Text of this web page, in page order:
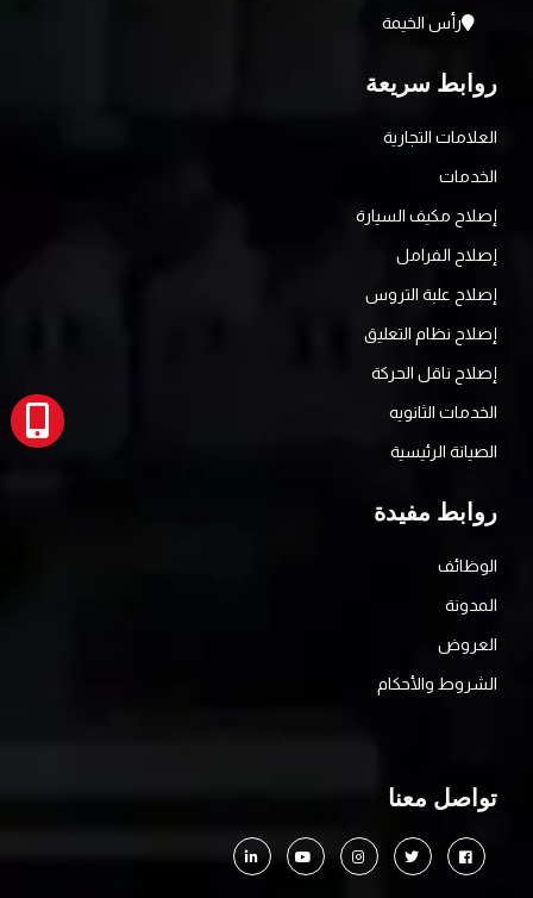
رأس الخيمة
روابط سريعة
العلامات التجارية
الخدمات
إصلاح مكيف السيارة
إصلاح الفرامل
إصلاح علبة التروس
إصلاح نظام التعليق
إصلاح ناقل الحركة
الخدمات الثانويه
الصيانة الرئيسية
روابط مفيدة
الوظائف
المدونة
العروض
الشروط والأحكام
تواصل معنا